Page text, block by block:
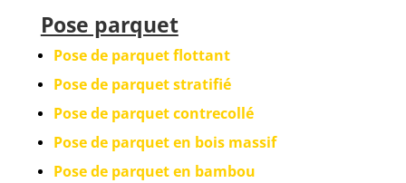
Pose parquet
Pose de parquet flottant
Pose de parquet stratifié
Pose de parquet contrecollé
Pose de parquet en bois massif
Pose de parquet en bambou